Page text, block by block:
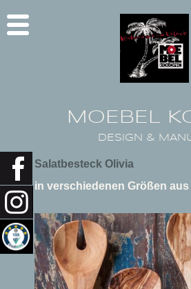
MOEBEL
DESIGN &
Salatbesteck Olivia
in verschiedenen Größen